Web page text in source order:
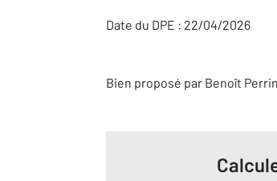
Date du DPE : 22/04/2026
Bien proposé par Benoît Perrin